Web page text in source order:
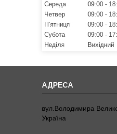
Середа
09:00
Четвер
09:00
Пʼятниця
09:00
Субота
09:00
Неділя
Вихідний
вул.Володимира
Україна